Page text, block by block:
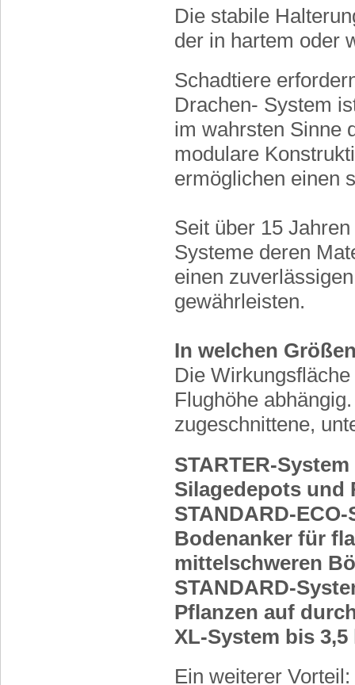
Die stabile
der in hartem oder
Schadtiere
Drachen- System
im wahrsten Sinne
modulare
ermöglichen einen
Seit über 15
Systeme deren
einen
gewährleisten.
In welchen
Die
Flughöhe
zugeschnittene,
STARTER-
Silagedepots und
STANDARD-
Bodenanker für
mittelschweren
STANDARD-
Pflanzen auf
XL-System bis
Ein weiterer